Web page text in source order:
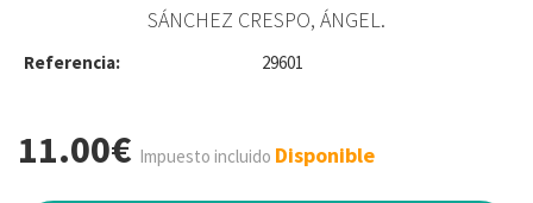
SÁNCHEZ CRESPO, ÁNGEL.
Referencia: 29601
11.00€ Impuesto incluido Disponible